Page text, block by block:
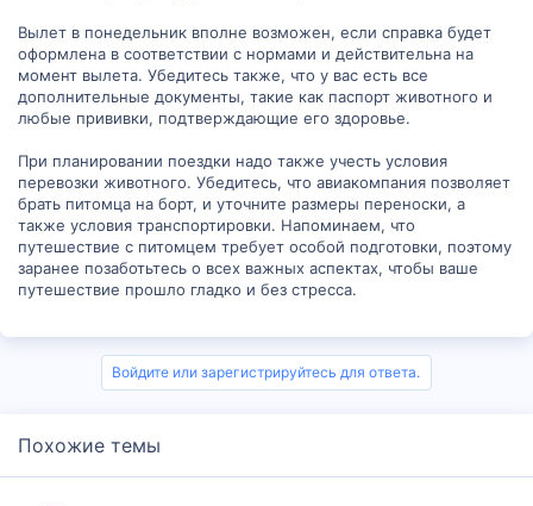
Вылет в понедельник вполне возможен, если справка будет
оформлена в соответствии с нормами и действительна на
момент вылета. Убедитесь также, что у вас есть все
дополнительные документы, такие как паспорт животного и
любые прививки, подтверждающие его здоровье.
При планировании поездки надо также учесть условия
перевозки животного. Убедитесь, что авиакомпания позволяет
брать питомца на борт, и уточните размеры переноски, а
также условия транспортировки. Напоминаем, что
путешествие с питомцем требует особой подготовки, поэтому
заранее позаботьтесь о всех важных аспектах, чтобы ваше
путешествие прошло гладко и без стресса.
Войдите или зарегистрируйтесь для ответа.
Похожие темы